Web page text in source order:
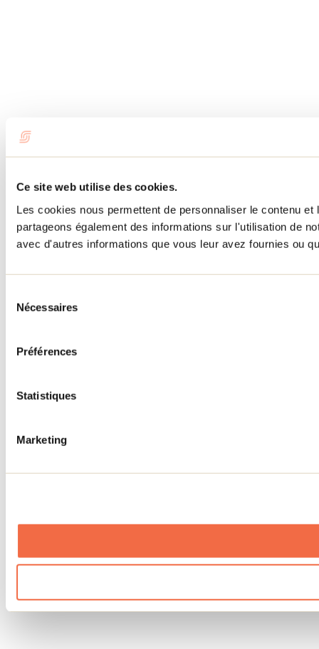
Ce site web utilise des cookies.
Les cookies nous permettent de personnaliser le contenu
partageons également des informations sur l'utilisation de
avec d'autres informations que vous leur avez fournies ou
Nécessaires
Préférences
Statistiques
Marketing